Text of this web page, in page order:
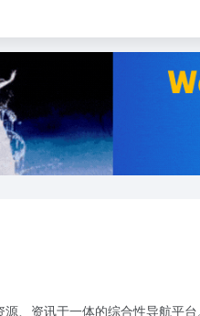
、资讯于一体的综合性导航平